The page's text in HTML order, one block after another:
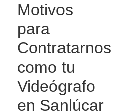
Motivos
para
Contratarnos
como tu
Videógrafo
en Sanlúcar